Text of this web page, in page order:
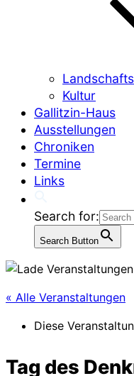
Kultur
Gallitzin-Haus
Ausstellungen
Chroniken
Termine
Links
Search for:
Search Button
« Alle Veranstaltungen
Diese
Tag des